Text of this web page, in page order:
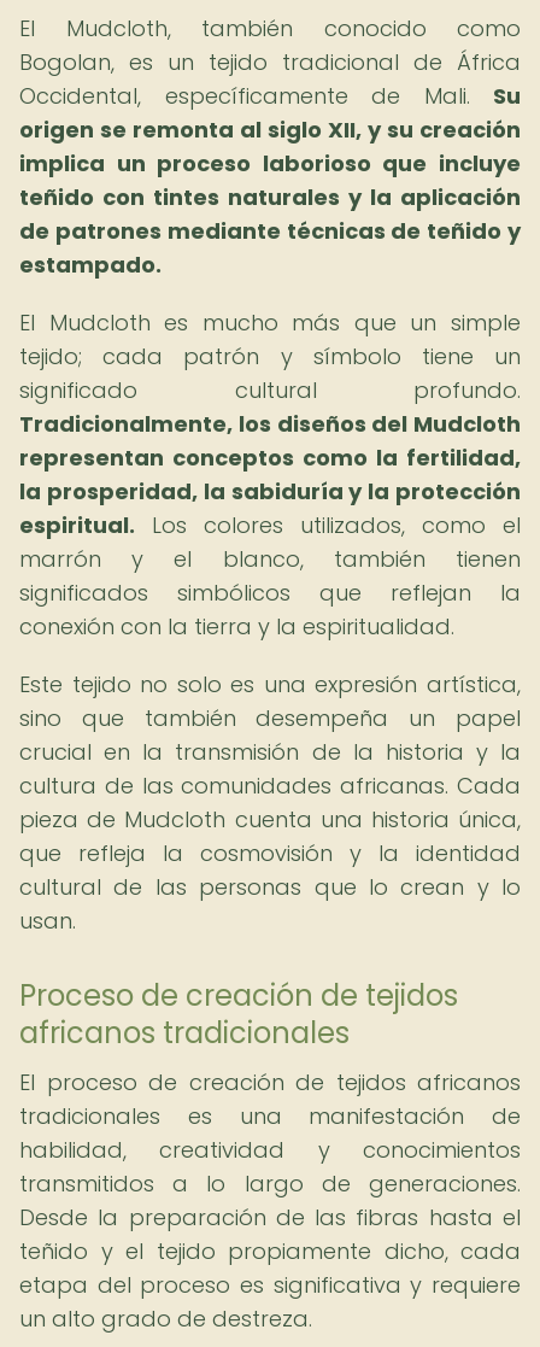
El Mudcloth, también conocido como
Bogolan, es un tejido tradicional de África
Occidental, específicamente de Mali. Su
origen se remonta al siglo XII, y su creación
implica un proceso laborioso que incluye
teñido con tintes naturales y la aplicación
de patrones mediante técnicas de teñido y
estampado.
El Mudcloth es mucho más que un simple
tejido; cada patrón y símbolo tiene un
significado cultural profundo.
Tradicionalmente, los diseños del Mudcloth
representan conceptos como la fertilidad,
la prosperidad, la sabiduría y la protección
espiritual. Los colores utilizados, como el
marrón y el blanco, también tienen
significados simbólicos que reflejan la
conexión con la tierra y la espiritualidad.
Este tejido no solo es una expresión artística,
sino que también desempeña un papel
crucial en la transmisión de la historia y la
cultura de las comunidades africanas. Cada
pieza de Mudcloth cuenta una historia única,
que refleja la cosmovisión y la identidad
cultural de las personas que lo crean y lo
usan.
Proceso de creación de tejidos
africanos tradicionales
El proceso de creación de tejidos africanos
tradicionales es una manifestación de
habilidad, creatividad y conocimientos
transmitidos a lo largo de generaciones.
Desde la preparación de las fibras hasta el
teñido y el tejido propiamente dicho, cada
etapa del proceso es significativa y requiere
un alto grado de destreza.